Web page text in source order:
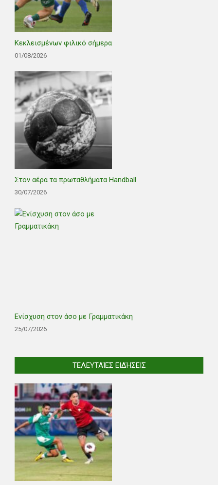
Κεκλεισμένων φιλικό σήμερα
01/08/2026
Στον αέρα τα πρωταθλήματα Handball
30/07/2026
Ενίσχυση στον άσο με Γραμματικάκη
25/07/2026
ΤΕΛΕΥΤΑΊΕΣ ΕΙΔΉΣΕΙΣ